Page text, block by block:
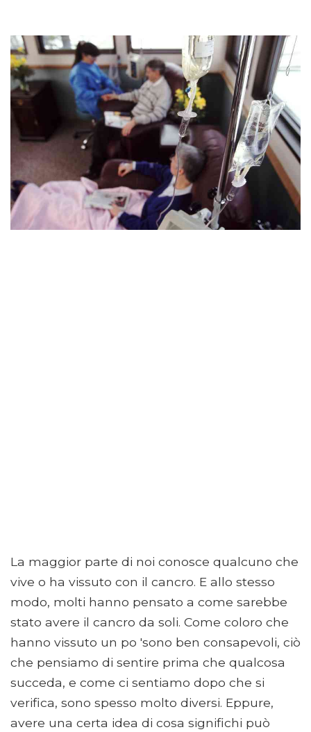
La maggior parte di noi conosce qualcuno che
vive o ha vissuto con il cancro. E allo stesso
modo, molti hanno pensato a come sarebbe
stato avere il cancro da soli. Come coloro che
hanno vissuto un po 'sono ben consapevoli, ciò
che pensiamo di sentire prima che qualcosa
succeda, e come ci sentiamo dopo che si
verifica, sono spesso molto diversi. Eppure,
avere una certa idea di cosa significhi può